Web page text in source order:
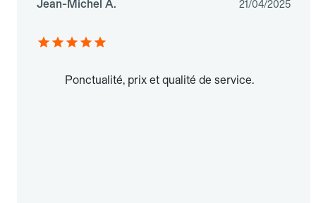
Jean-Michel A. 21/04/2025
Ponctualité, prix et qualité de service.